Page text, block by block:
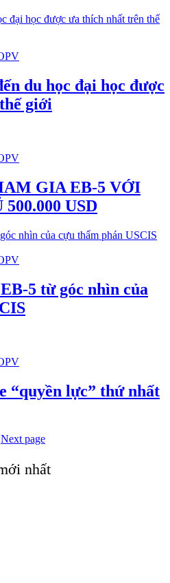
du học đại học được
giới
GIA EB-5 VỚI
USD
5 từ góc nhìn của
“quyền lực” thứ nhất
Next page
nhất